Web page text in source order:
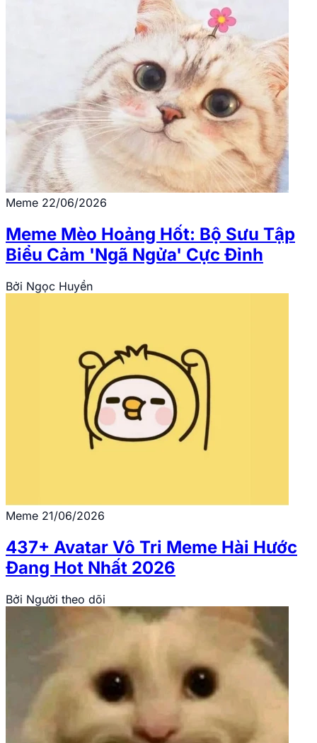
Meme 22/06/2026
Meme Mèo Hoảng Hốt: Bộ Sưu Tập
Biểu Cảm 'Ngã Ngửa' Cực Đỉnh
Bởi Ngọc Huyền
Meme 21/06/2026
437+ Avatar Vô Tri Meme Hài Hước
Đang Hot Nhất 2026
Bởi Người theo dõi